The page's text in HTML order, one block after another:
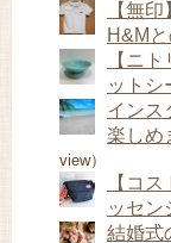
【無
H&M
【ニ
ットシ
インス
楽しめ
view）
【コ
ッセン
結婚式